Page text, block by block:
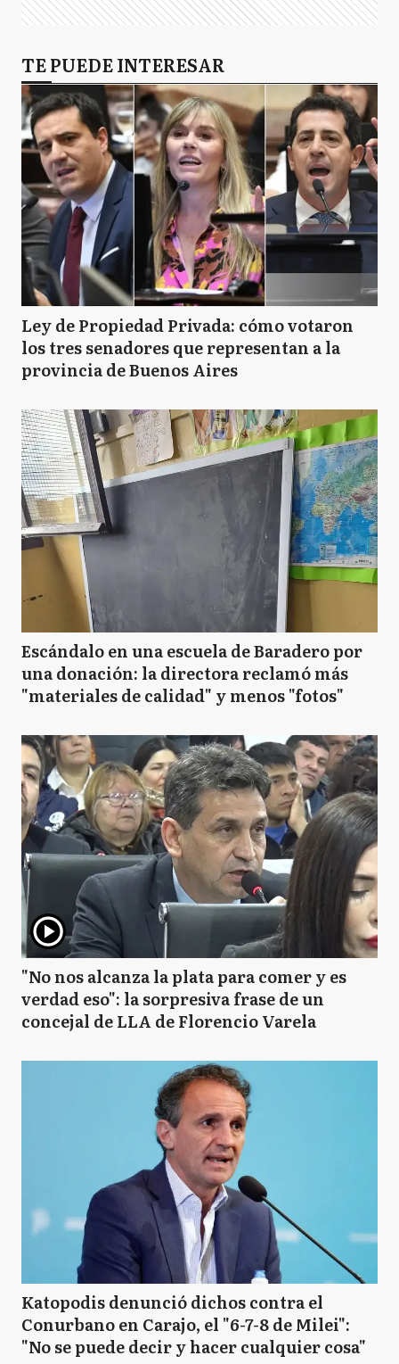
TE PUEDE INTERESAR
Ley de Propiedad Privada: cómo votaron
los tres senadores que representan a la
provincia de Buenos Aires
Escándalo en una escuela de Baradero por
una donación: la directora reclamó más
"materiales de calidad" y menos "fotos"
"No nos alcanza la plata para comer y es
verdad eso": la sorpresiva frase de un
concejal de LLA de Florencio Varela
Katopodis denunció dichos contra el
Conurbano en Carajo, el "6-7-8 de Milei":
"No se puede decir y hacer cualquier cosa"